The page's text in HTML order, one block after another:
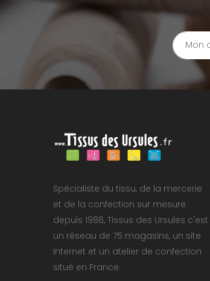
Spécialiste du tissu, de la mercerie
et de la confection sur mesure
depuis 1986, Tissus des Ursules c'est
un réseau de 75 magasins, un site
Internet et un atelier de confection
situé en France.